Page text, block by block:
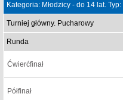
Kategoria: Młodzicy - do 14 lat.
Turniej główny. Pucharowy
Runda
Ćwierćfinał
Półfinał